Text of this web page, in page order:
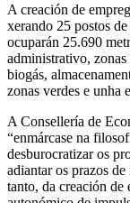
A creación de
xerando 25 postos
ocuparán 25.690
administrativo,
biogás,
zonas verdes e unha
A Consellería de
“enmárcase na
desburocratizar os
adiantar os prazos
tanto, da creación